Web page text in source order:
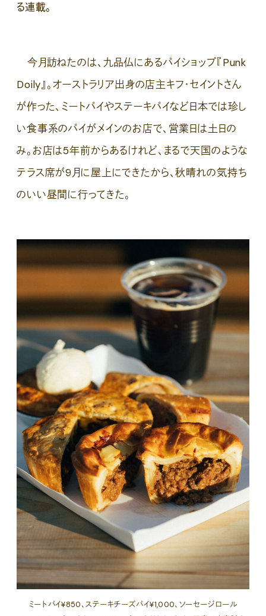
る連載。
今月訪ねたのは、九品仏にあるパイショップ『Punk
Doily』。オーストラリア出身の店主キフ・セイントさん
が作った、ミートパイやステーキパイなど日本では珍し
い食事系のパイがメインのお店で、営業日は土日の
み。お店は5年前からあるけれど、まるで天国のような
テラス席が9月に屋上にできたから、秋晴れの気持ち
のいい昼間に行ってきた。
ミートパイ¥850、ステーキチーズパイ¥1,000、ソーセージロール